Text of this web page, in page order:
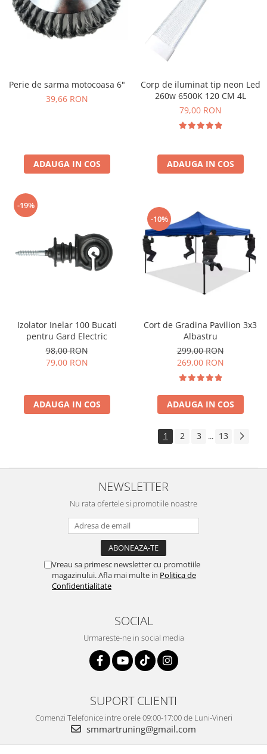
Perie de sarma motocoasa 6"
39,66 RON
ADAUGA IN COS
Corp de iluminat tip neon Led
260w 6500K 120 CM 4L
79,00 RON
ADAUGA IN COS
-19%
Izolator Inelar 100 Bucati
pentru Gard Electric
98,00 RON
79,00 RON
ADAUGA IN COS
-10%
Cort de Gradina Pavilion 3x3
Albastru
299,00 RON
269,00 RON
ADAUGA IN COS
1 2 3 ... 13
NEWSLETTER
Nu rata ofertele si promotiile noastre
Vreau sa primesc newsletter cu promotiile
magazinului. Afla mai multe in Politica de
Confidentialitate
SOCIAL
Urmareste-ne in social media
SUPORT CLIENTI
Comenzi Telefonice intre orele 09:00-17:00 de Luni-Vineri
smmartruning@gmail.com